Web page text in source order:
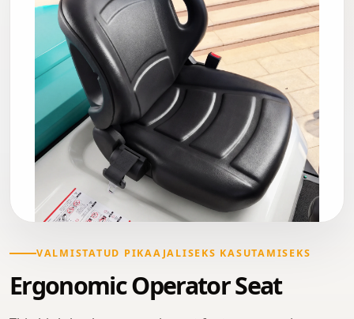
VALMISTATUD PIKAAJALISEKS KASUTAMISEKS
Ergonomic Operator Seat